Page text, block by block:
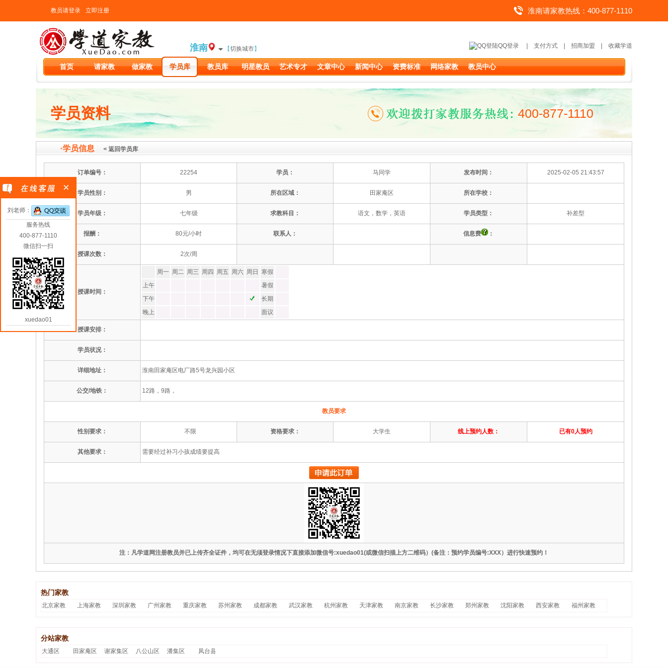
教员请登录 立即注册 淮南请家教热线：400-877-1110
QQ登录 支付方式 招商加盟 收藏学道
淮南 【切换城市】
首页 请家教 做家教 学员库 教员库 明星教员 艺术专才 文章中心 新闻中心 资费标准 网络家教 教员中心
学员资料 400-877-1110
·学员信息 < 返回学员库
订单编号： 22254 学员： 马同学 发布时间： 2025-02-05 21:43:57
学员性别： 男 所在区域： 田家庵区 所在学校：
学员年级： 七年级 求教科目： 语文，数学，英语 学员类型： 补差型
报酬： 80元/小时 联系人： 信息费 ：
授课次数： 2次/周
授课时间：
周一 周二 周三 周四 周五 周六 周日
寒假
上午
暑假
下午
长期
晚上
面议
授课安排：
学员状况：
详细地址： 淮南田家庵区电厂路5号龙兴园小区
公交/地铁： 12路，9路，
教员要求
性别要求： 不限 资格要求： 大学生 线上预约人数： 已有0人预约
其他要求： 需要经过补习小孩成绩要提高
注：凡学道网注册教员并已上传齐全证件，均可在无须登录情况下直接添加微信号:xuedao01(或微信扫描上方二维码）(备注：预约学员编号:XXX）进行快速预约！
热门家教
北京家教 上海家教 深圳家教 广州家教 重庆家教 苏州家教 成都家教 武汉家教 杭州家教 天津家教 南京家教 长沙家教 郑州家教 沈阳家教 西安家教 福州家教
分站家教
大通区 田家庵区 谢家集区 八公山区 潘集区 凤台县
刘老师：
服务热线
400-877-1110
微信扫一扫
xuedao01